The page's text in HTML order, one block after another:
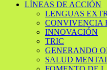
LÍNEAS DE ACCIÓN
LENGUAS
CONVIVENCIA
INNOVACIÓN
TRIC
GENERANDO
SALUD